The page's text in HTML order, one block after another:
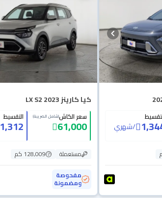
/شهري
كيا كارينز LX S2 2023
سعر الكاش(شامل الضريبة)
61,000
التقسيط
1,312
مستعملة
128,009 كم
مفحوصة
ومضمونة